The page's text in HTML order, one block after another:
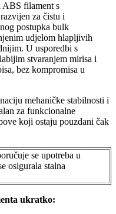
filament s
za čistu i
postupka bulk
udjelom hlapljivih
U usporedbi s
stvaranjem mirisa i
bez kompromisa u
mehaničke stabilnosti i
za funkcionalne
koji ostaju pouzdani čak
se upotreba u
osigurala stalna
ukratko: